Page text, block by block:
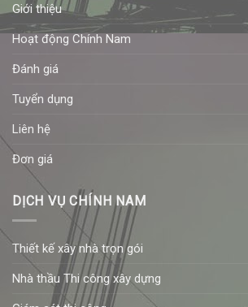
Giới thiệu
Hoạt động Chính Nam
Đánh giá
Tuyển dụng
Liên hệ
Đơn giá
DỊCH VỤ CHÍNH NAM
Thiết kế xây nhà trọn gói
Nhà thầu Thi công xây dựng